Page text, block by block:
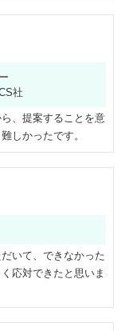
社
、提案することを意
しかったです。
いて、できなかった
応対できたと思いま